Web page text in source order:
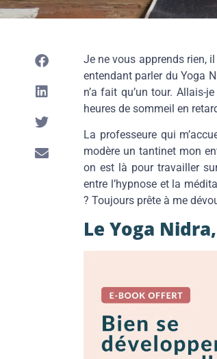
Je ne vous apprends rien,
entendant parler du Yoga
n’a fait qu’un tour. Allais-
heures de sommeil en
La professeure qui
modère un tantinet mon
on est là pour travailler
entre l’hypnose et la
? Toujours prête à me
Le Yoga